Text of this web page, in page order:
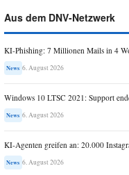
Aus dem DNV-Netzwerk
KI-Phishing: 7 Millionen Mails in 4
News 6. August 2026
Windows 10 LTSC 2021: Support
News 6. August 2026
KI-Agenten greifen an: 20.000
News 6. August 2026